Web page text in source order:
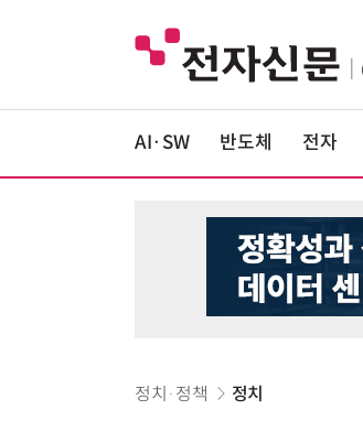
AI·SW 반도체 전자
정치·정책 정치